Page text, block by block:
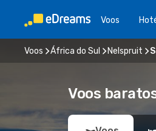
Voos
Voos África do Sul Nelspruit
Voos